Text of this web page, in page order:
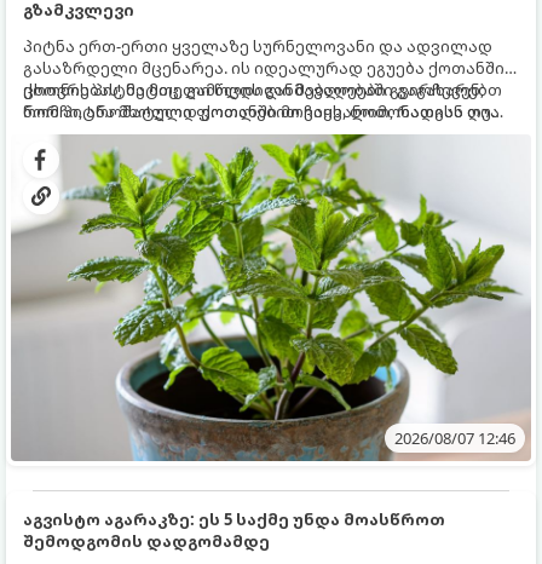
გზამკვლევი
პიტნა ერთ-ერთი ყველაზე სურნელოვანი და ადვილად
გასაზრდელი მცენარეა. ის იდეალურად ეგუება ქოთანში
ცხოვრებას, მეტიც, გამოცდილი მებაღეები გვირჩევენ,
რომ პიტნა მხოლოდ ქოთანში მოვიყვანოთ, რადგან ღია
გრუნტში (ბაღში) დარგვისას ის ფესვებით ძალიან
სწრაფად ვრცელდება და სხვა მცენარეებს ავიწროებს.
ქოთნის პიტნა მთელი წლის განმავლობაში გაგახარებთ
ნორჩი, არომატული ფოთლებით ჩაის, ლიმონათისა თუ
კერძებისთვის.
2026/08/07 12:46
აგვისტო აგარაკზე: ეს 5 საქმე უნდა მოასწროთ
შემოდგომის დადგომამდე